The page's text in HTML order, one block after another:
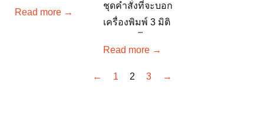
ลางอากาศ
Read more →
ชุดคำสั่งที่จะบอก
เครื่องพิมพ์ 3 มิติ
เราอย่างไร (ปริ๊นท์
เร็วแค่ไหน ใช้
Read more →
← 1 2 3 →